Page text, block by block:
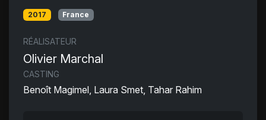
2017 France
RÉALISATEUR
Olivier Marchal
CASTING
Benoît Magimel, Laura Smet, Tahar Rahim